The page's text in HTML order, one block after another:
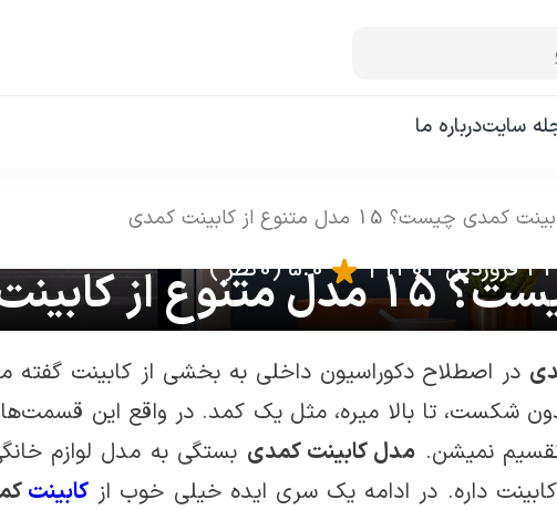
سایتدرباره ما
کمدی چیست؟ 15 مدل متنوع از کابینت کمدی
کمدی |
5.0 (0 نظر )
در اصطلاح دکوراسیون داخلی به بخشی از کابینت
شکست، تا بالا میره، مثل یک کمد. در واقع این
نمیشن. مدل کابینت کمدی بستگی به مدل لوازم
داره. در ادامه یک سری ایده خیلی خوب از کابینت